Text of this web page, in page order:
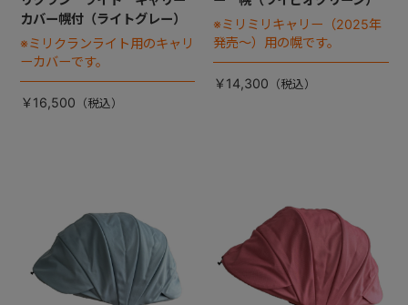
カバー幌付（ライトグレー）
※ミリクランライト用のキャリ
ーカバーです。
￥16,500
※ミリミリキャリー（2025年
発売～）用の幌です。
￥14,300